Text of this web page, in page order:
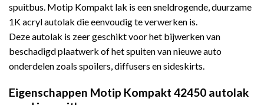
spuitbus. Motip Kompakt lak is een sneldrogende, duurzame
1K acryl autolak die eenvoudig te verwerken is.
Deze autolak is zeer geschikt voor het bijwerken van
beschadigd plaatwerk of het spuiten van nieuwe auto
onderdelen zoals spoilers, diffusers en sideskirts.
Eigenschappen Motip Kompakt 42450 autolak